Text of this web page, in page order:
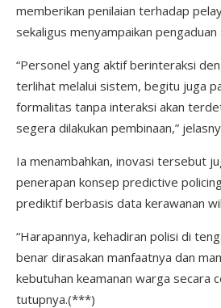
memberikan penilaian terhadap
sekaligus menyampaikan pengaduan
“Personel yang aktif berinteraksi
terlihat melalui sistem, begitu juga
formalitas tanpa interaksi akan
segera dilakukan pembinaan,”
Ia menambahkan, inovasi tersebut
penerapan konsep predictive
prediktif berbasis data kerawanan
“Harapannya, kehadiran polisi di
benar dirasakan manfaatnya dan
kebutuhan keamanan warga secara
tutupnya.(***)